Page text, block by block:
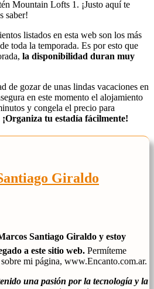
Mountain Lofts 1. ¡Justo aquí te
saber!
listados en esta web son los más
toda la temporada. Es por esto que
la disponibilidad duran muy
de gozar de unas lindas vacaciones en
en este momento el alojamiento
y congela el precio para
¡Organiza tu estadía fácilmente!
Giraldo
Santiago Giraldo y estoy
a este sitio web. Permíteme
mi página, www.Encanto.com.ar.
una pasión por la tecnología y la